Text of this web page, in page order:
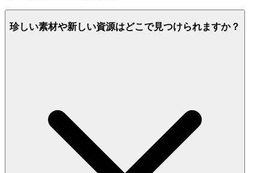
珍しい素材や新しい資源はどこで見つけられますか？